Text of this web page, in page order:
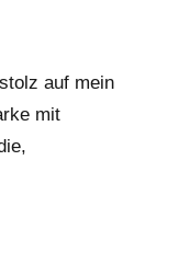
auf mein
mit